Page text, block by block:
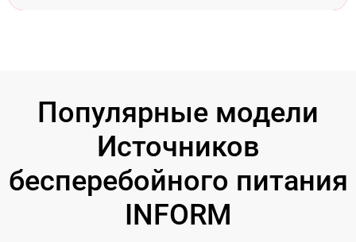
Популярные модели
Источников
бесперебойного питания
INFORM